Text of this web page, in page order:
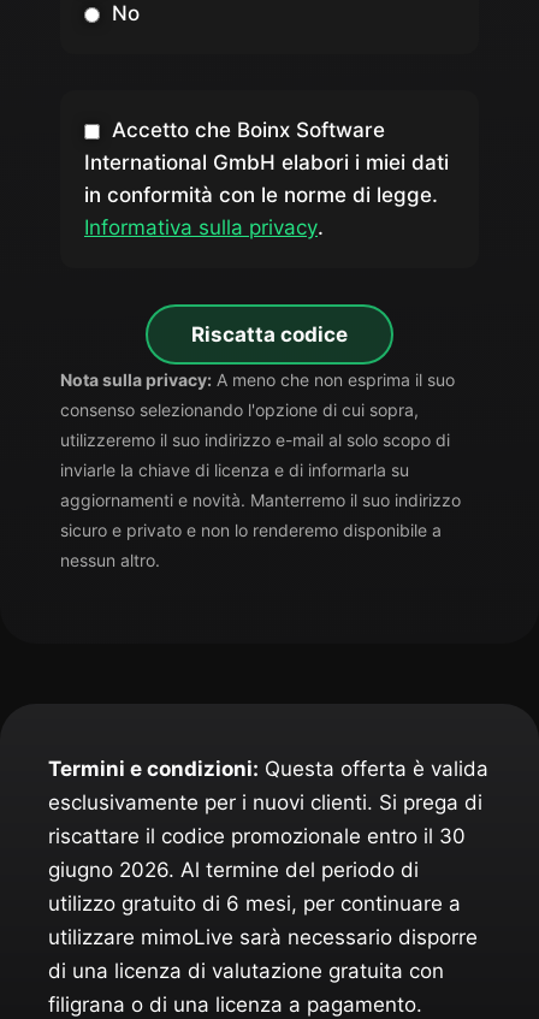
No
Accetto che Boinx Software
International GmbH elabori i miei dati
in conformità con le norme di legge.
Informativa sulla privacy.
Riscatta codice
Nota sulla privacy: A meno che non esprima il suo
consenso selezionando l'opzione di cui sopra,
utilizzeremo il suo indirizzo e-mail al solo scopo di
inviarle la chiave di licenza e di informarla su
aggiornamenti e novità. Manterremo il suo indirizzo
sicuro e privato e non lo renderemo disponibile a
nessun altro.
Termini e condizioni: Questa offerta è valida
esclusivamente per i nuovi clienti. Si prega di
riscattare il codice promozionale entro il 30
giugno 2026. Al termine del periodo di
utilizzo gratuito di 6 mesi, per continuare a
utilizzare mimoLive sarà necessario disporre
di una licenza di valutazione gratuita con
filigrana o di una licenza a pagamento.